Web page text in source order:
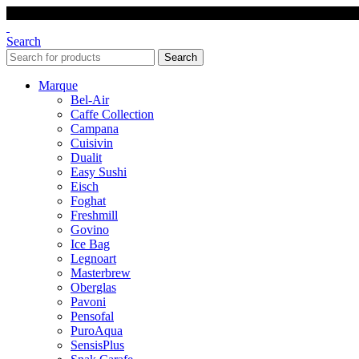
Search
Search
Marque
Bel-Air
Caffe Collection
Campana
Cuisivin
Dualit
Easy Sushi
Eisch
Foghat
Freshmill
Govino
Ice Bag
Legnoart
Masterbrew
Oberglas
Pavoni
Pensofal
PuroAqua
SensisPlus